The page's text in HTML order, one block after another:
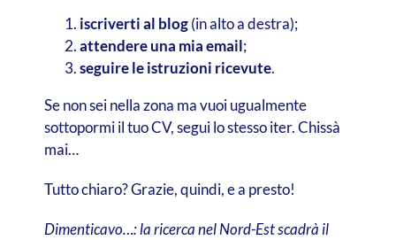
iscriverti al blog(in alto a destra);
attendere una mia email;
seguire le istruzioni ricevute.
Se non sei nella zona ma vuoi ugualmente
sottopormi il tuo CV, segui lo stesso iter. Chissà
mai…
Tutto chiaro? Grazie, quindi, e a presto!
Dimenticavo…: la ricerca nel Nord-Est scadrà il